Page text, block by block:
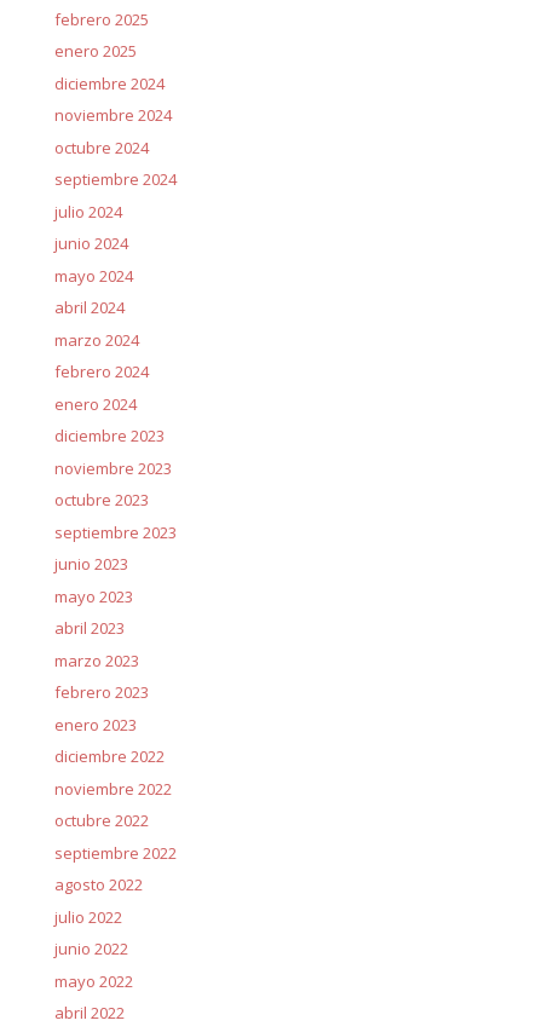
febrero 2025
enero 2025
diciembre 2024
noviembre 2024
octubre 2024
septiembre 2024
julio 2024
junio 2024
mayo 2024
abril 2024
marzo 2024
febrero 2024
enero 2024
diciembre 2023
noviembre 2023
octubre 2023
septiembre 2023
junio 2023
mayo 2023
abril 2023
marzo 2023
febrero 2023
enero 2023
diciembre 2022
noviembre 2022
octubre 2022
septiembre 2022
agosto 2022
julio 2022
junio 2022
mayo 2022
abril 2022